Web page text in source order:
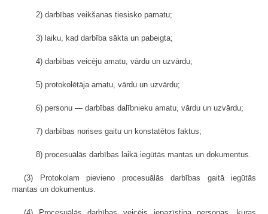
2) darbības veikšanas tiesisko pamatu;
3) laiku, kad darbība sākta un pabeigta;
4) darbības veicēju amatu, vārdu un uzvārdu;
5) protokolētāja amatu, vārdu un uzvārdu;
6) personu — darbības dalībnieku amatu, vārdu un uzvārdu;
7) darbības norises gaitu un konstatētos faktus;
8) procesuālās darbības laikā iegūtās mantas un dokumentus.
(3) Protokolam pievieno procesuālās darbības gaitā iegūtās
mantas un dokumentus.